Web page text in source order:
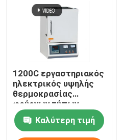
1200C εργαστηριακός
ηλεκτρικός υψηλής
θερμοκρασίας
φούρνων τύπων
παραθύρων θερμικής
επεξεργασίας με το
καλώδιο αντίστασης
Καλύτερη τιμή